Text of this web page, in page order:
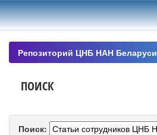
Skip
navigation
Репозиторий ЦНБ НАН Беларуси
ПОИСК
Поиск: